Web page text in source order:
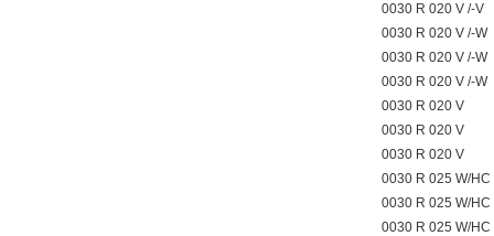
0030 R 020 V /-V
0030 R 020 V /-W
0030 R 020 V /-W
0030 R 020 V /-W
0030 R 020 V
0030 R 020 V
0030 R 020 V
0030 R 025 W/
0030 R 025 W/
0030 R 025 W/